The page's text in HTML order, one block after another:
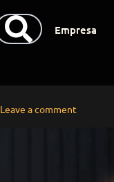
Empresa
Leave a comment